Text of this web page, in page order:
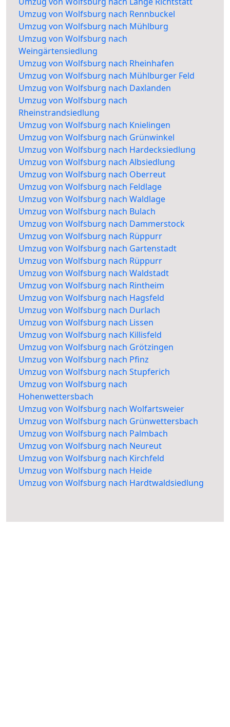
Umzug von Wolfsburg nach Rennbuckel
Umzug von Wolfsburg nach Mühlburg
Umzug von Wolfsburg nach
Weingärtensiedlung
Umzug von Wolfsburg nach Rheinhafen
Umzug von Wolfsburg nach Mühlburger Feld
Umzug von Wolfsburg nach Daxlanden
Umzug von Wolfsburg nach
Rheinstrandsiedlung
Umzug von Wolfsburg nach Knielingen
Umzug von Wolfsburg nach Grünwinkel
Umzug von Wolfsburg nach Hardecksiedlung
Umzug von Wolfsburg nach Albsiedlung
Umzug von Wolfsburg nach Oberreut
Umzug von Wolfsburg nach Feldlage
Umzug von Wolfsburg nach Waldlage
Umzug von Wolfsburg nach Bulach
Umzug von Wolfsburg nach Dammerstock
Umzug von Wolfsburg nach Rüppurr
Umzug von Wolfsburg nach Gartenstadt
Umzug von Wolfsburg nach Rüppurr
Umzug von Wolfsburg nach Waldstadt
Umzug von Wolfsburg nach Rintheim
Umzug von Wolfsburg nach Hagsfeld
Umzug von Wolfsburg nach Durlach
Umzug von Wolfsburg nach Lissen
Umzug von Wolfsburg nach Killisfeld
Umzug von Wolfsburg nach Grötzingen
Umzug von Wolfsburg nach Pfinz
Umzug von Wolfsburg nach Stupferich
Umzug von Wolfsburg nach
Hohenwettersbach
Umzug von Wolfsburg nach Wolfartsweier
Umzug von Wolfsburg nach Grünwettersbach
Umzug von Wolfsburg nach Palmbach
Umzug von Wolfsburg nach Neureut
Umzug von Wolfsburg nach Kirchfeld
Umzug von Wolfsburg nach Heide
Umzug von Wolfsburg nach Hardtwaldsiedlung